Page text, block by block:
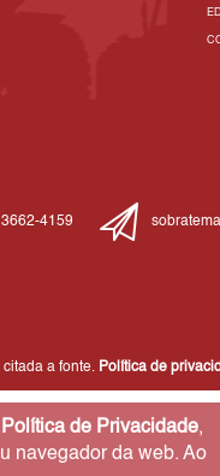
3662-4159
a fonte. Política de
Política de Privacidade,
navegador da web. Ao